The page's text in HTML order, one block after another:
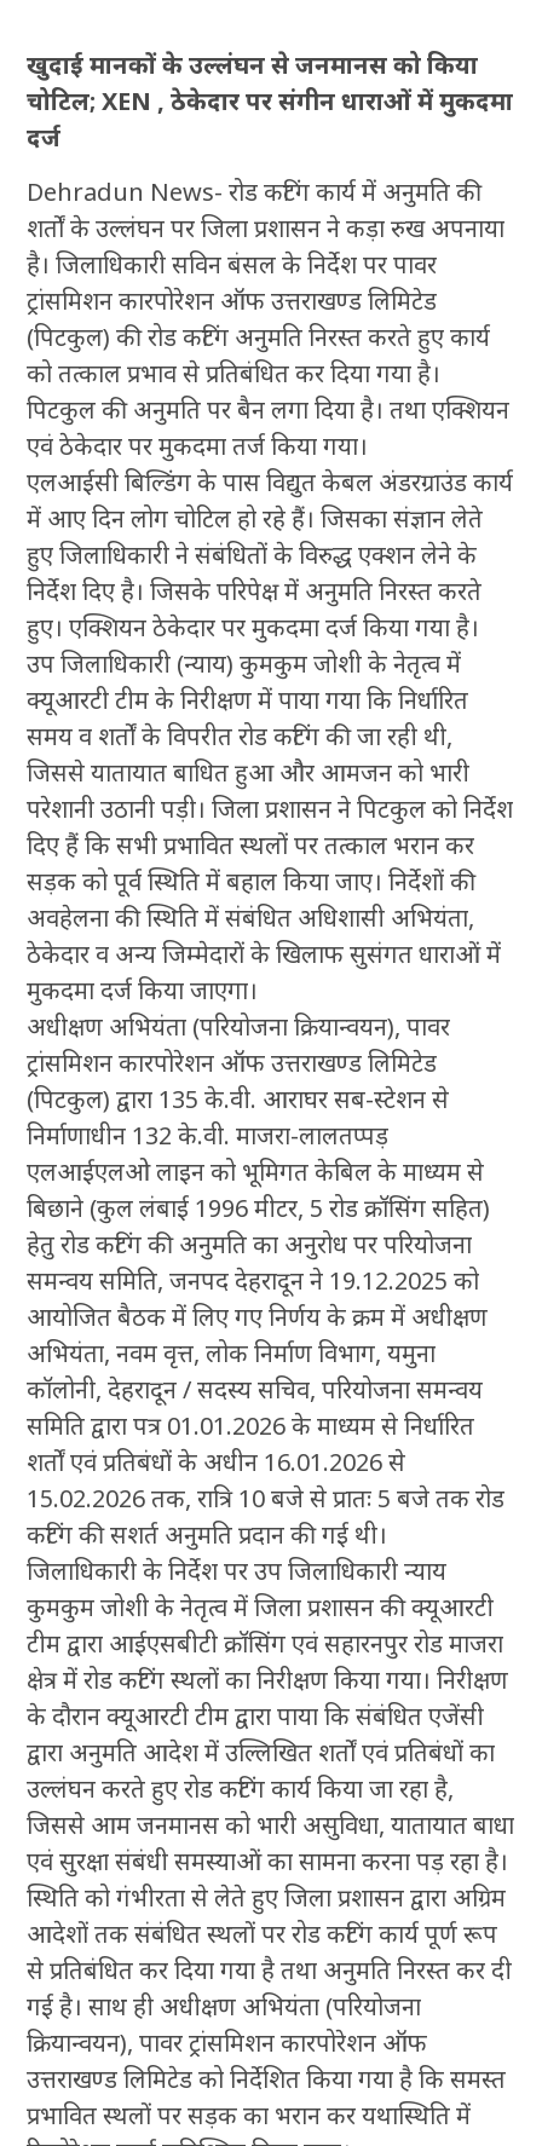
खुदाई मानकों के उल्लंघन से जनमानस को किया
चोटिल; XEN , ठेकेदार पर संगीन धाराओं में मुकदमा
दर्ज
Dehradun News- रोड कटिंग कार्य में अनुमति की
शर्तों के उल्लंघन पर जिला प्रशासन ने कड़ा रुख अपनाया
है। जिलाधिकारी सविन बंसल के निर्देश पर पावर
ट्रांसमिशन कारपोरेशन ऑफ उत्तराखण्ड लिमिटेड
(पिटकुल) की रोड कटिंग अनुमति निरस्त करते हुए कार्य
को तत्काल प्रभाव से प्रतिबंधित कर दिया गया है।
पिटकुल की अनुमति पर बैन लगा दिया है। तथा एक्शियन
एवं ठेकेदार पर मुकदमा तर्ज किया गया।
एलआईसी बिल्डिंग के पास विद्युत केबल अंडरग्राउंड कार्य
में आए दिन लोग चोटिल हो रहे हैं। जिसका संज्ञान लेते
हुए जिलाधिकारी ने संबंधितों के विरुद्ध एक्शन लेने के
निर्देश दिए है। जिसके परिपेक्ष में अनुमति निरस्त करते
हुए। एक्शियन ठेकेदार पर मुकदमा दर्ज किया गया है।
उप जिलाधिकारी (न्याय) कुमकुम जोशी के नेतृत्व में
क्यूआरटी टीम के निरीक्षण में पाया गया कि निर्धारित
समय व शर्तों के विपरीत रोड कटिंग की जा रही थी,
जिससे यातायात बाधित हुआ और आमजन को भारी
परेशानी उठानी पड़ी। जिला प्रशासन ने पिटकुल को निर्देश
दिए हैं कि सभी प्रभावित स्थलों पर तत्काल भरान कर
सड़क को पूर्व स्थिति में बहाल किया जाए। निर्देशों की
अवहेलना की स्थिति में संबंधित अधिशासी अभियंता,
ठेकेदार व अन्य जिम्मेदारों के खिलाफ सुसंगत धाराओं में
मुकदमा दर्ज किया जाएगा।
अधीक्षण अभियंता (परियोजना क्रियान्वयन), पावर
ट्रांसमिशन कारपोरेशन ऑफ उत्तराखण्ड लिमिटेड
(पिटकुल) द्वारा 135 के.वी. आराघर सब-स्टेशन से
निर्माणाधीन 132 के.वी. माजरा-लालतप्पड़
एलआईएलओ लाइन को भूमिगत केबिल के माध्यम से
बिछाने (कुल लंबाई 1996 मीटर, 5 रोड क्रॉसिंग सहित)
हेतु रोड कटिंग की अनुमति का अनुरोध पर परियोजना
समन्वय समिति, जनपद देहरादून ने 19.12.2025 को
आयोजित बैठक में लिए गए निर्णय के क्रम में अधीक्षण
अभियंता, नवम वृत्त, लोक निर्माण विभाग, यमुना
कॉलोनी, देहरादून / सदस्य सचिव, परियोजना समन्वय
समिति द्वारा पत्र 01.01.2026 के माध्यम से निर्धारित
शर्तों एवं प्रतिबंधों के अधीन 16.01.2026 से
15.02.2026 तक, रात्रि 10 बजे से प्रातः 5 बजे तक रोड
कटिंग की सशर्त अनुमति प्रदान की गई थी।
जिलाधिकारी के निर्देश पर उप जिलाधिकारी न्याय
कुमकुम जोशी के नेतृत्व में जिला प्रशासन की क्यूआरटी
टीम द्वारा आईएसबीटी क्रॉसिंग एवं सहारनपुर रोड माजरा
क्षेत्र में रोड कटिंग स्थलों का निरीक्षण किया गया। निरीक्षण
के दौरान क्यूआरटी टीम द्वारा पाया कि संबंधित एजेंसी
द्वारा अनुमति आदेश में उल्लिखित शर्तों एवं प्रतिबंधों का
उल्लंघन करते हुए रोड कटिंग कार्य किया जा रहा है,
जिससे आम जनमानस को भारी असुविधा, यातायात बाधा
एवं सुरक्षा संबंधी समस्याओं का सामना करना पड़ रहा है।
स्थिति को गंभीरता से लेते हुए जिला प्रशासन द्वारा अग्रिम
आदेशों तक संबंधित स्थलों पर रोड कटिंग कार्य पूर्ण रूप
से प्रतिबंधित कर दिया गया है तथा अनुमति निरस्त कर दी
गई है। साथ ही अधीक्षण अभियंता (परियोजना
क्रियान्वयन), पावर ट्रांसमिशन कारपोरेशन ऑफ
उत्तराखण्ड लिमिटेड को निर्देशित किया गया है कि समस्त
प्रभावित स्थलों पर सड़क का भरान कर यथास्थिति में